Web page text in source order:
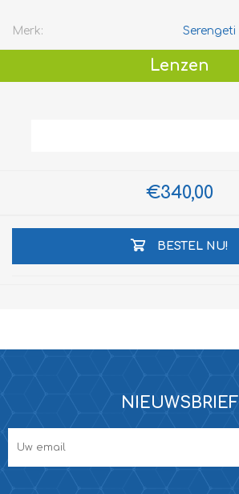
Merk: Serengeti
Lenzen
€340,00
BESTEL NU!
NIEUWSBRIEF